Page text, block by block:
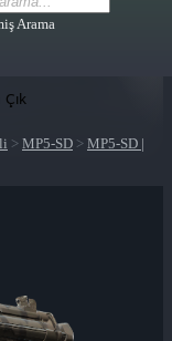
Arama
> MP5-SD > MP5-SD |